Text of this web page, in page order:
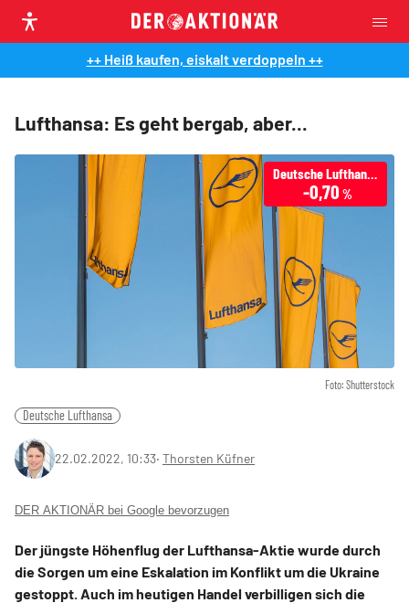
++ Heiß kaufen, eiskalt verdoppeln ++
Lufthansa: Es geht bergab, aber...
Foto: Shutterstock
Deutsche Lufthansa
-0,70 %
Deutsche Lufthansa
22.02.2022, 10:33‧ Thorsten Küfner
DER AKTIONÄR bei Google bevorzugen
Der jüngste Höhenflug der Lufthansa-Aktie wurde durch
die Sorgen um eine Eskalation im Konflikt um die Ukraine
gestoppt. Auch im heutigen Handel verbilligen sich die